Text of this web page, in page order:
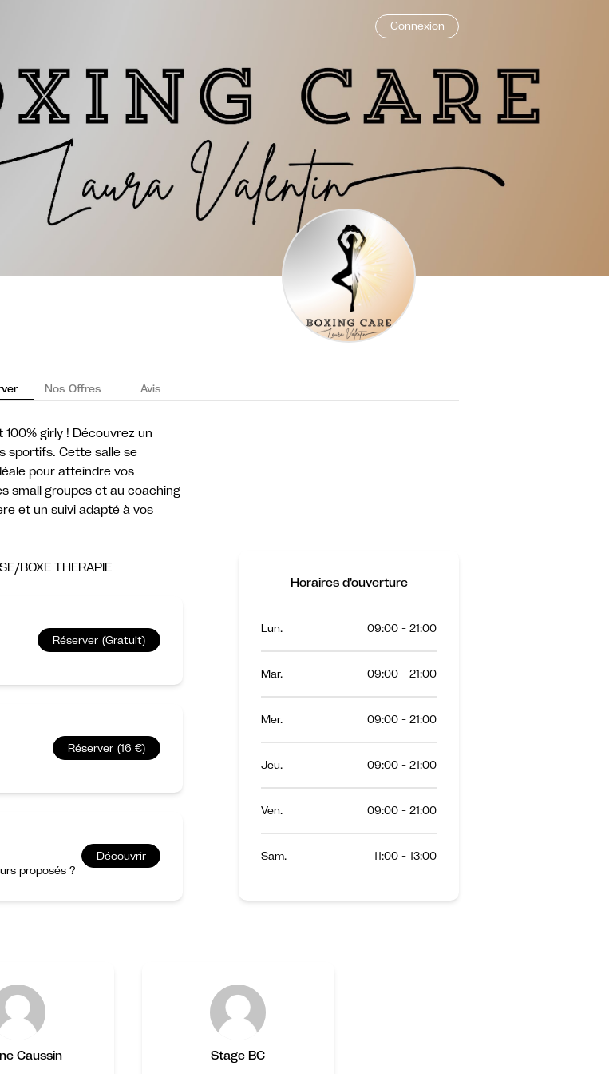
Connexion
Nos Offres Avis
girly ! Découvrez un
sportifs. Cette salle se
pour atteindre vos
small groupes et au coaching
et un suivi adapté à vos
BOXE THERAPIE
Réserver (Gratuit)
Réserver (16 €)
proposés ?
Découvrir
Horaires d'ouverture
Lun. 09:00 - 21:00
Mar. 09:00 - 21:00
Mer. 09:00 - 21:00
Jeu. 09:00 - 21:00
Ven. 09:00 - 21:00
Sam. 11:00 - 13:00
Caussin Stage BC